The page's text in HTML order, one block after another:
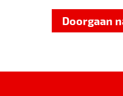
Doorgaan